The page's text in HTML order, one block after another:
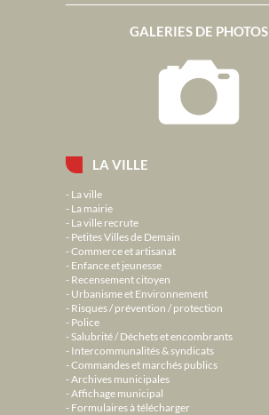
LA VILLE
La ville
La mairie
La ville recrute
Petites Villes de Demain
Commerce et artisanat
Enfance et jeunesse
Recensement citoyen
Urbanisme et Environnement
Risques / prévention / protection
Police
Salubrité / Déchets et encombrants
Intercommunalités & syndicats
Commandes et marchés publics
Archives municipales
Affichage municipal
Formulaires à télécharger
GALERIES DE PHOTOS